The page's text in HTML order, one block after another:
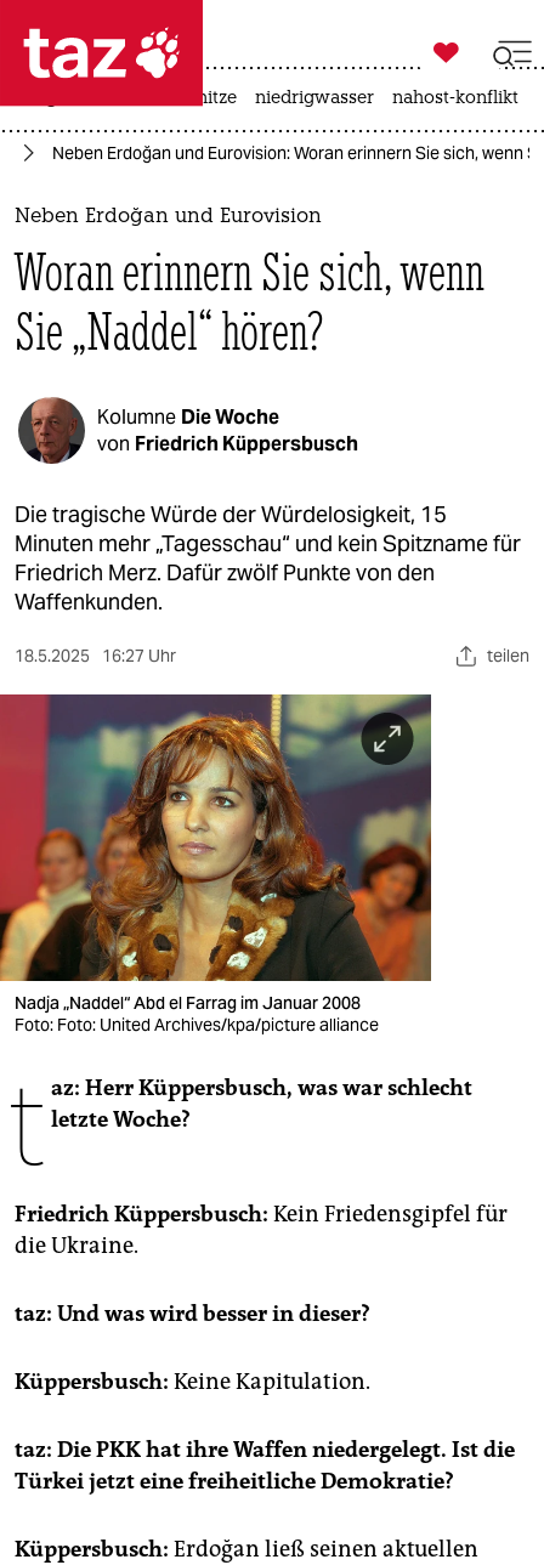
 taz zahl ich
taz zahl ich
themen
politik
öko
kultur
berlin
nord
wahrheit
veranstaltungen
shop
fragen & hilfe
unterstützen
abo
epaper login

taz zahl ich
hitze niedrigwasser nahost-konflikt
Neben Erdoğan und Eurovision: Woran erinnern Sie sich, wenn
Neben Erdoğan und Eurovision
Woran erinnern Sie sich, wenn
Sie „Naddel“ hören?
Kolumne Die Woche
von Friedrich Küppersbusch
Die tragische Würde der Würdelosigkeit, 15
Minuten mehr „Tagesschau“ und kein Spitzname für
Friedrich Merz. Dafür zwölf Punkte von den
Waffenkunden.
18.5.2025 16:27 Uhr teilen
Nadja „Naddel“ Abd el Farrag im Januar 2008
Foto: Foto: United Archives/kpa/picture alliance
t az: Herr Küppersbusch, was war schlecht
letzte Woche?
Friedrich Küppersbusch: Kein Friedensgipfel für
die Ukraine.
taz: Und was wird besser in dieser?
Küppersbusch: Keine Kapitulation.
taz: Die PKK hat ihre Waffen niedergelegt. Ist die
Türkei jetzt eine freiheitliche Demokratie?
Küppersbusch: Erdoğan ließ seinen aktuellen